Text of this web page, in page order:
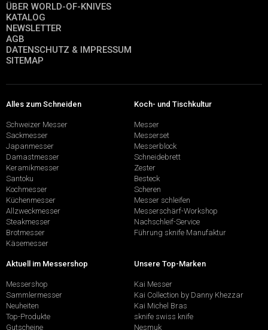
ÜBER WORLD-OF-KNIVES
KATALOG
NEWSLETTER
AGB
DATENSCHUTZ & IMPRESSUM
SITEMAP
Alles zum Schneiden
Schweizer Messer
Sackmesser
Japanmesser
Damastmesser
Keramikmesser
Santoku
Kochmesser
Küchenmesser
Allzweckmesser
Steakmesser
Brotmesser
Käsemesser
Koch- und Tischkultur
Messer
Messerset
Messerblock
Schneidebrett
Zester
Besteck
Scheren
Messer schleifen
Messerschärf-Workshop
Nachschleif-Service
Führung sknife Manufaktur
Aktuell im Messershop
Messershop
Sammlermesser
Neuheiten
Top-Produkte
Gutscheine
Unsere Top-Marken
Kai Messer
Kai Collection by Danny Khezzar
Kai Michel Bras
sknife swiss knife
Nesmuk